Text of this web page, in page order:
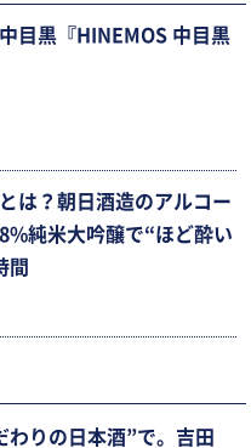
目黒『HINEMOS 中目黒
は？朝日酒造のアルコー
純米大吟醸で“ほど酔い
間
わりの日本酒”で。吉田